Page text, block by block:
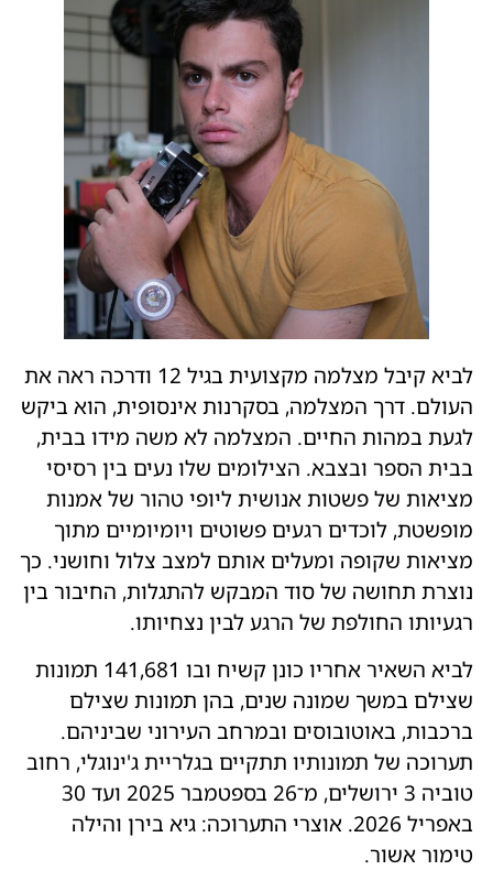
לביא קיבל מצלמה מקצועית בגיל 12 ודרכה ראה את
העולם. דרך המצלמה, בסקרנות אינסופית, הוא ביקש
לגעת במהות החיים. המצלמה לא משה מידו בבית,
בבית הספר ובצבא. הצילומים שלו נעים בין רסיסי
מציאות של פשטות אנושית ליופי טהור של אמנות
מופשטת, לוכדים רגעים פשוטים ויומיומיים מתוך
מציאות שקופה ומעלים אותם למצב צלול וחושני. כך
נוצרת תחושה של סוד המבקש להתגלות, החיבור בין
רגעיותו החולפת של הרגע לבין נצחיותו.
לביא השאיר אחריו כונן קשיח ובו 141,681 תמונות
שצילם במשך שמונה שנים, בהן תמונות שצילם
ברכבות, באוטובוסים ובמרחב העירוני שביניהם.
תערוכה של תמונותיו תתקיים בגלריית ג'ינוגלי, רחוב
טוביה 3 ירושלים, מ־26 בספטמבר 2025 ועד 30
באפריל 2026. אוצרי התערוכה: גיא בירן והילה
טימור אשור.